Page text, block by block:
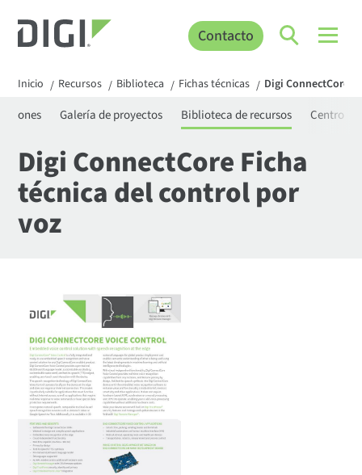
Contacto
Inicio / Recursos / Biblioteca / Fichas técnicas / Digi ConnectCore
Galería de proyectos Biblioteca de recursos Centro
Digi ConnectCore Ficha
técnica del control por
voz